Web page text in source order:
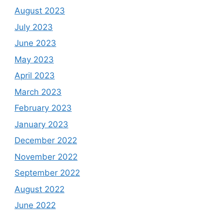
August 2023
July 2023
June 2023
May 2023
April 2023
March 2023
February 2023
January 2023
December 2022
November 2022
September 2022
August 2022
June 2022